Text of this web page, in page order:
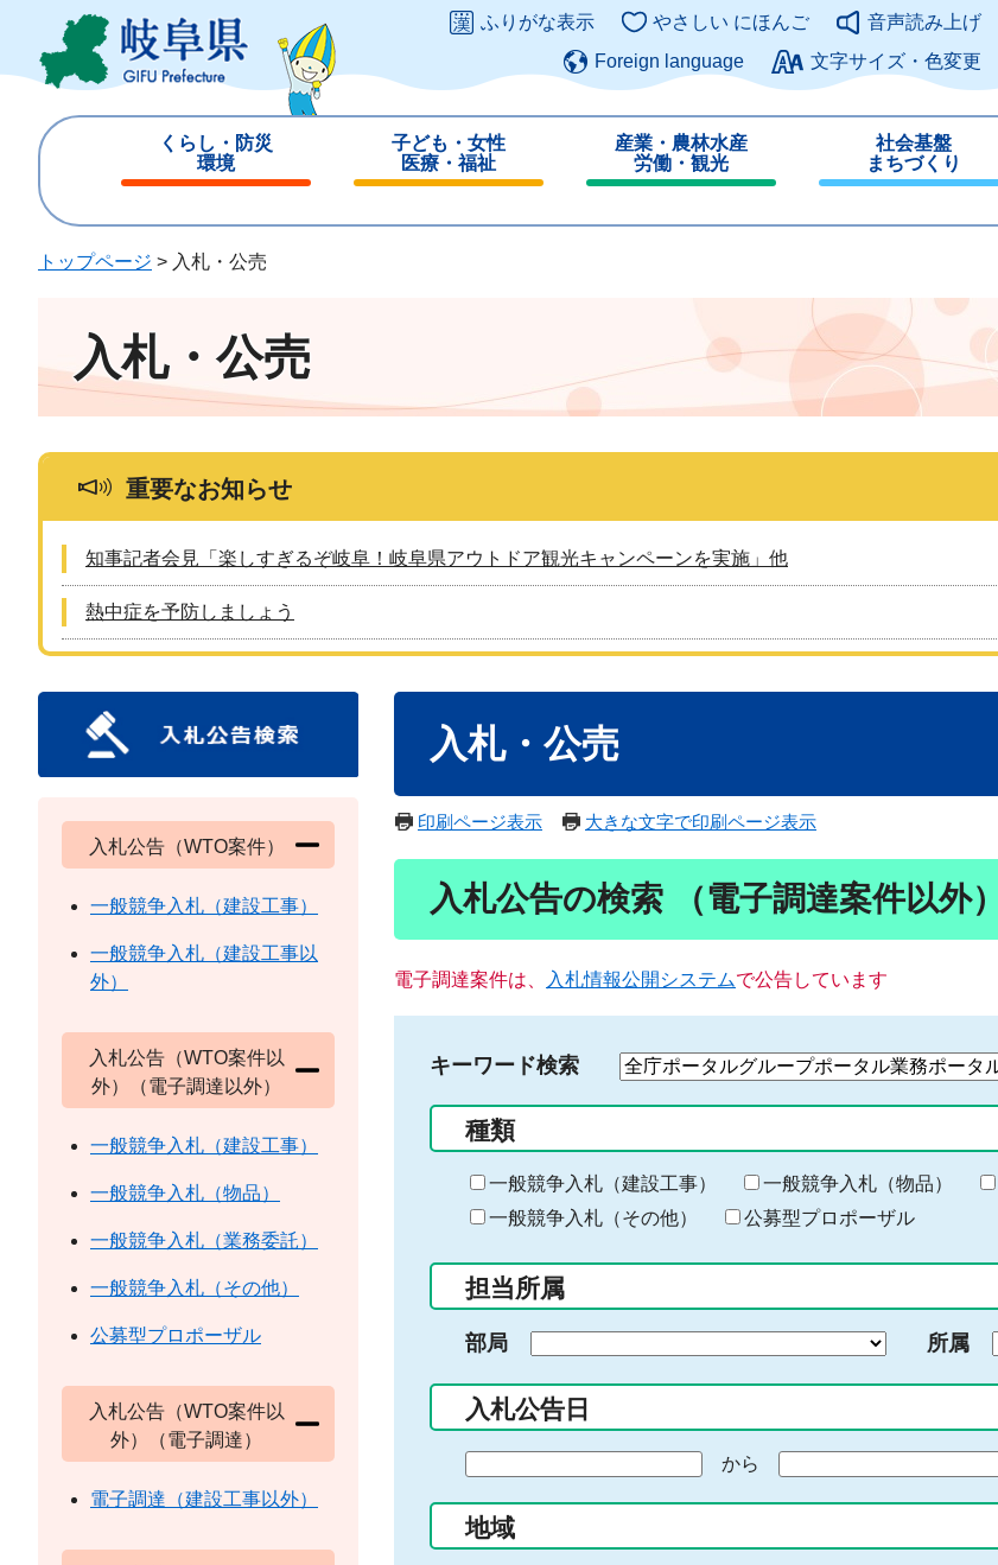
ジ
ュ
このページの本文へ
ふりがな表示 やさしい にほんご
音声読み上げ
Foreign language
文字サイズ・色変更
くらし・防災
環境
じ
子ども・女性
医療・福祉
じ
産業・農林水産
労働・観光
じ
社会基盤
まちづくり
じ
トップページ > 入札・公売
入札・公売
重要なお知らせ
知事記者会見「楽しすぎるぞ岐阜！岐阜県アウトドア観光キャンペーンを実施」他
熱中症を予防しましょう
入札・公売
印刷ページ表示 大きな文字で印刷ページ表示
入札公告の検索 （電子調達案件以外）
電子調達案件は、 入札情報公開システムで公告しています
キーワード検索
検
る
キ
ー
ー
入
力
種類
一般競争入札（建設工事） 一般競争入札（物品）
一般競争入札（その他）
公募型プロポーザル
担当所属
部局 所属
入札公告日
の
始
から
終
地域
入札公告（WTO案件）
一般競争入札（建設工事）
一般競争入札（建設工事以
外）
入札公告（WTO案件以
外）（電子調達以外）
一般競争入札（建設工事）
一般競争入札（物品）
一般競争入札（業務委託）
一般競争入札（その他）
公募型プロポーザル
入札公告（WTO案件以
外）（電子調達）
電子調達（建設工事以外）